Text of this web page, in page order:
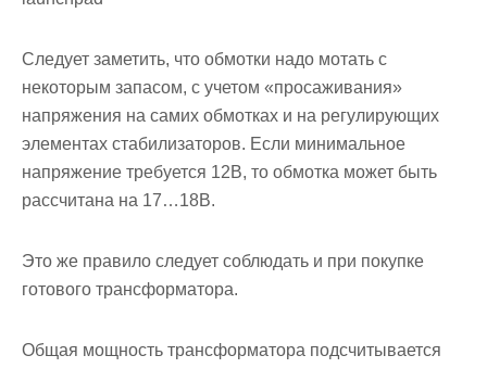
Следует заметить, что обмотки надо мотать с
некоторым запасом, с учетом «просаживания»
напряжения на самих обмотках и на регулирующих
элементах стабилизаторов. Если минимальное
напряжение требуется 12В, то обмотка может быть
рассчитана на 17…18В.
Это же правило следует соблюдать и при покупке
готового трансформатора.
Общая мощность трансформатора подсчитывается